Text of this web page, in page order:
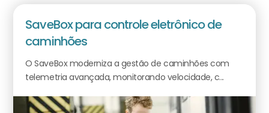
SaveBox para controle eletrônico de
caminhões
O SaveBox moderniza a gestão de caminhões com
telemetria avançada, monitorando velocidade, c...